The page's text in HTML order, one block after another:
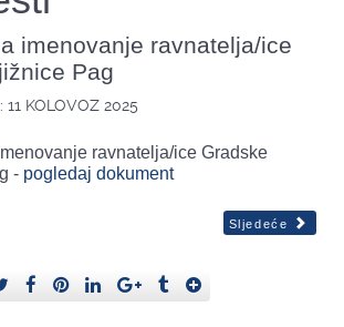
imenovanje ravnatelja/ice
Pag
11 KOLOVOZ 2025
ravnatelja/ice Gradske
- pogledaj dokument
Sljedeće